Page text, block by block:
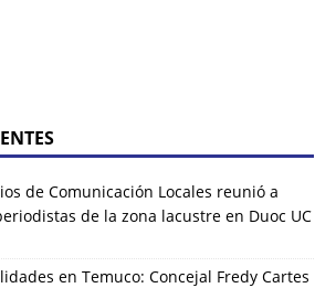
de Comunicación Locales reunió a
de la zona lacustre en Duoc UC
en Temuco: Concejal Fredy Cartes